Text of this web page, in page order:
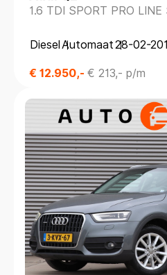
1.6 TDI SPORT PRO
DieselAutomaat28-02-
€ 12.950,- € 213,- p/m